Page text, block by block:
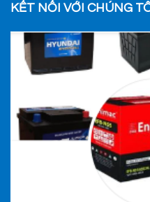
KẾT NỐI VỚI CHÚNG